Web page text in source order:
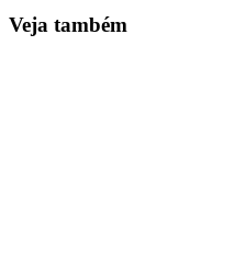
Veja também